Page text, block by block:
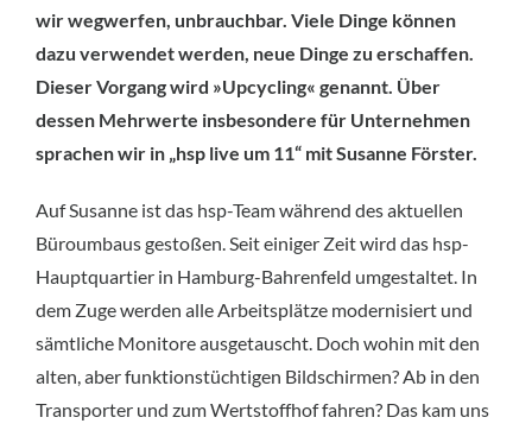
wir wegwerfen, unbrauchbar. Viele Dinge können
dazu verwendet werden, neue Dinge zu erschaffen.
Dieser Vorgang wird »Upcycling« genannt. Über
dessen Mehrwerte insbesondere für Unternehmen
sprachen wir in „hsp live um 11“ mit Susanne Förster.
Auf Susanne ist das hsp-Team während des aktuellen
Büroumbaus gestoßen. Seit einiger Zeit wird das hsp-
Hauptquartier in Hamburg-Bahrenfeld umgestaltet. In
dem Zuge werden alle Arbeitsplätze modernisiert und
sämtliche Monitore ausgetauscht. Doch wohin mit den
alten, aber funktionstüchtigen Bildschirmen? Ab in den
Transporter und zum Wertstoffhof fahren? Das kam uns